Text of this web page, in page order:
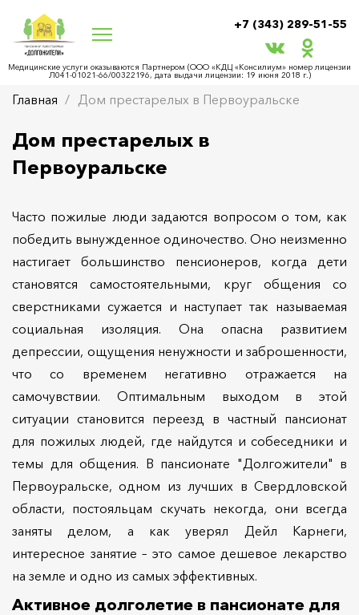
+7 (343) 289-51-55
Медицинские услуги оказываются Партнером (ООО «КДЦ «Консилиум» номер лицензии
Л041-01021-66/00322196, дата выдачи лицензии: 19 июня 2018 г.)
Главная Дом престарелых в Первоуральске
Дом престарелых в
Первоуральске
Часто пожилые люди задаются вопросом о том, как
победить вынужденное одиночество. Оно неизменно
настигает большинство пенсионеров, когда дети
становятся самостоятельными, круг общения со
сверстниками сужается и наступает так называемая
социальная изоляция. Она опасна развитием
депрессии, ощущения ненужности и заброшенности,
что со временем негативно отражается на
самочувствии. Оптимальным выходом в этой
ситуации становится переезд в частный пансионат
для пожилых людей, где найдутся и собеседники и
темы для общения. В пансионате "Долгожители" в
Первоуральске, одном из лучших в Свердловской
области, постояльцам скучать некогда, они всегда
заняты делом, а как уверял Дейл Карнеги,
интересное занятие – это самое дешевое лекарство
на земле и одно из самых эффективных.
Активное долголетие в пансионате для